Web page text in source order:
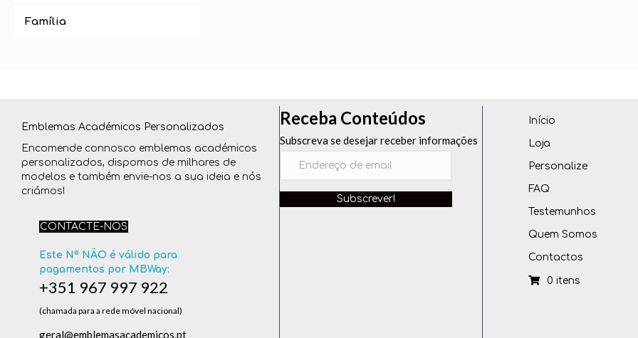
Família
Emblemas Académicos Personalizados
Encomende connosco emblemas académicos
personalizados, dispomos de milhares de
modelos e também envie-nos a sua ideia e nós
criámos!
CONTACTE-NOS
Este Nº NÃO é válido para
pagamentos por MBWay:
+351 967 997 922
(chamada para a rede móvel nacional)
geral@emblemasacademicos.pt
Receba Conteúdos
Subscreva se desejar receber informações
Subscrever!
Início
Loja
Personalize
FAQ
Testemunhos
Quem Somos
Contactos
0 itens